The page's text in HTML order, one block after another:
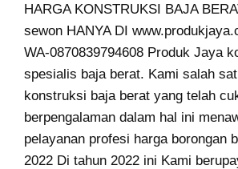
HARGA KONSTRUKSI BAJA
sewon HANYA DI
WA-0870839794608 Produk Jaya
spesialis baja berat. Kami salah
konstruksi baja berat yang telah
berpengalaman dalam hal ini
pelayanan profesi harga borongan
2022 Di tahun 2022 ini Kami